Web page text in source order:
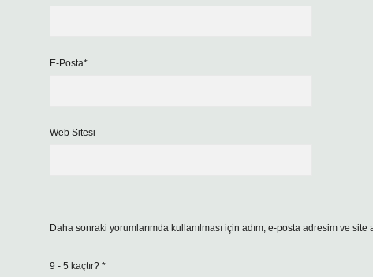
E-Posta*
Web Sitesi
Daha sonraki yorumlarımda kullanılması için adım, e-posta adresim ve site
9 - 5 kaçtır? *